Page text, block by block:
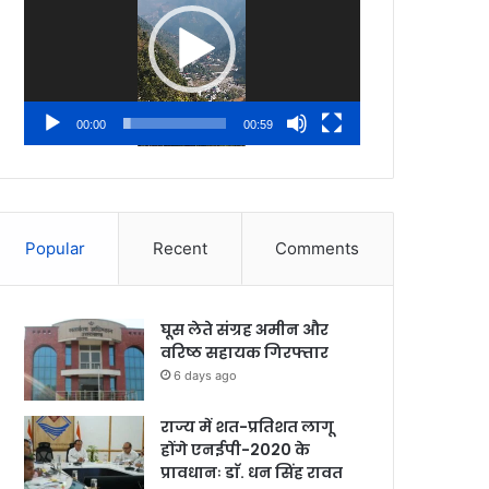
00:00 00:59
Popular Recent Comments
घूस लेते संग्रह अमीन और
वरिष्ठ सहायक गिरफ्तार
6 days ago
राज्य में शत-प्रतिशत लागू
होंगे एनईपी-2020 के
प्रावधानः डाॅ. धन सिंह रावत